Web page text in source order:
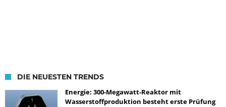
DIE NEUESTEN TRENDS
Energie: 300-Megawatt-Reaktor mit
Wasserstoffproduktion besteht erste Prüfung